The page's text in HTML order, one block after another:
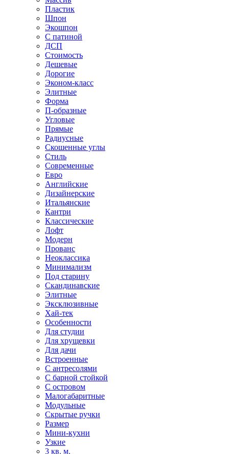
Пластик
Шпон
Экошпон
С патиной
ДСП
Стоимость
Дешевые
Дорогие
Эконом-класс
Элитные
Форма
П-образные
Угловые
Прямые
Радиусные
Скошенные углы
Стиль
Современные
Евро
Английские
Дизайнерские
Итальянские
Кантри
Классические
Лофт
Модерн
Прованс
Неоклассика
Минимализм
Под старину
Скандинавские
Элитные
Эксклюзивные
Хай-тек
Особенности
Для студии
Для хрущевки
Для дачи
Встроенные
С антресолями
С барной стойкой
С островом
Малогабаритные
Модульные
Скрытые ручки
Размер
Мини-кухни
Узкие
3 кв. м.